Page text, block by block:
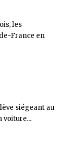
les
France en
siégeant au
voiture...